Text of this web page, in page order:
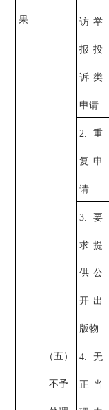
果
（五）
不予
访举
报投
诉类
申请
2.重
复申
请
3.要
求提
供公
开出
版物
4.无
正当